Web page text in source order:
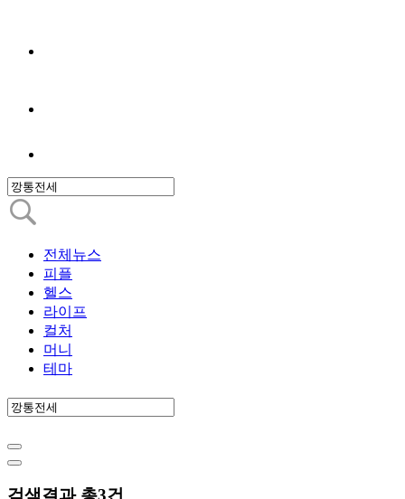
전체뉴스
피플
헬스
라이프
컬처
머니
테마
검색결과 총3건